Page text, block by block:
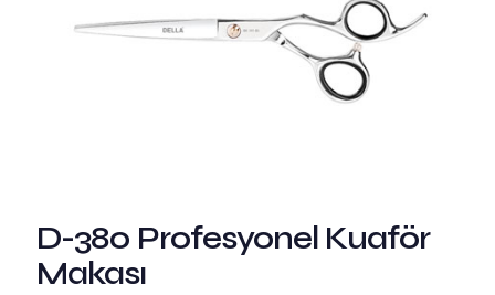
D-380 Profesyonel Kuaför
Makası